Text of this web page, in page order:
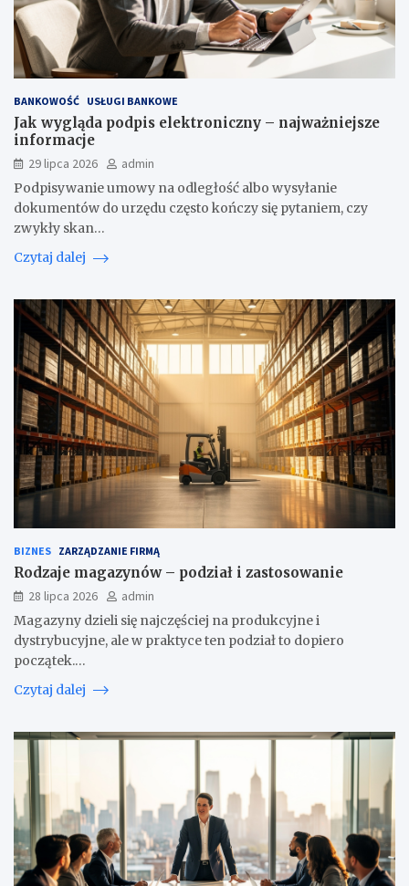
BANKOWOŚĆ USŁUGI BANKOWE
Jak wygląda podpis elektroniczny – najważniejsze
informacje
29 lipca 2026
admin
Podpisywanie umowy na odległość albo wysyłanie
dokumentów do urzędu często kończy się pytaniem, czy
zwykły skan…
Czytaj dalej
BIZNES ZARZĄDZANIE FIRMĄ
Rodzaje magazynów – podział i zastosowanie
28 lipca 2026
admin
Magazyny dzieli się najczęściej na produkcyjne i
dystrybucyjne, ale w praktyce ten podział to dopiero
początek.…
Czytaj dalej